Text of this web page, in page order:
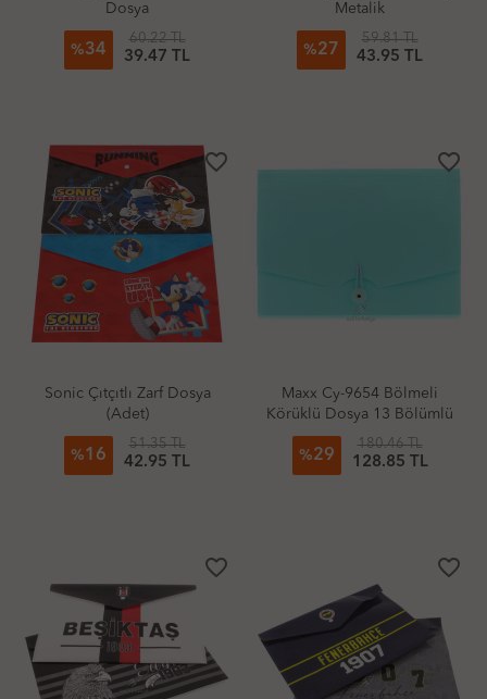
Dosya
%34
60.22 TL
39.47 TL
Metalik
%27
59.81 TL
43.95 TL
favorite_border
Sonic Çıtçıtlı Zarf Dosya
(Adet)
%16
51.35 TL
42.95 TL
favorite_border
Maxx Cy-9654 Bölmeli
Körüklü Dosya 13 Bölümlü
Pastel Renkler
%29
180.46 TL
128.85 TL
favorite_border favorite_border